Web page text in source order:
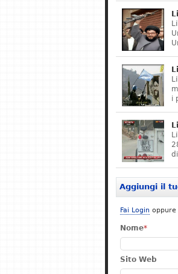
i
Aggiungi il
Fai Login oppure
Nome*
Sito Web